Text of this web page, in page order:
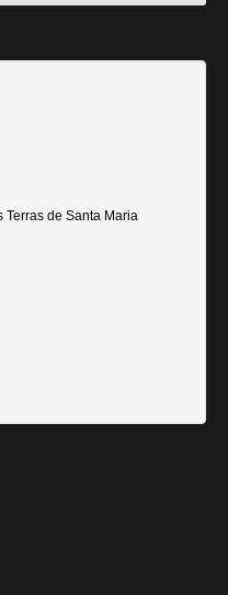
Terras de Santa Maria